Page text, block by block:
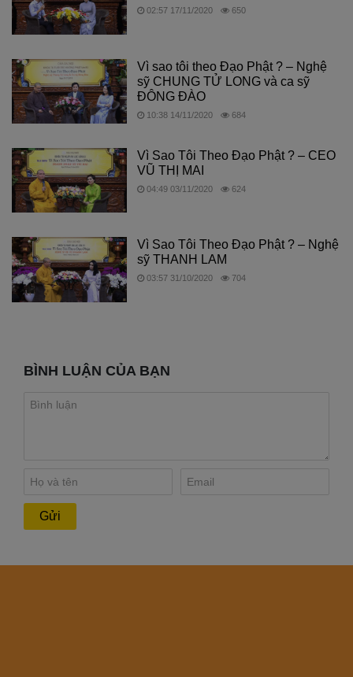
02:57 17/11/2020 650
Vì sao tôi theo Đạo Phật ? – Nghệ
sỹ CHUNG TỬ LONG và ca sỹ
ĐÔNG ĐÀO
10:38 14/11/2020 684
Vì Sao Tôi Theo Đạo Phật ? – CEO
VŨ THỊ MAI
04:49 03/11/2020 624
Vì Sao Tôi Theo Đạo Phật ? – Nghệ
sỹ THANH LAM
03:57 31/10/2020 704
BÌNH LUẬN CỦA BẠN